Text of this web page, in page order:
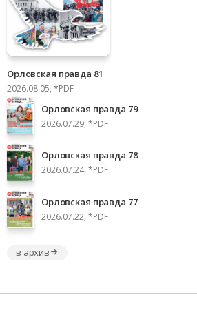
Орловская правда 81
2026.08.05, *PDF
Орловская правда 79
2026.07.29, *PDF
Орловская правда 78
2026.07.24, *PDF
Орловская правда 77
2026.07.22, *PDF
в архив